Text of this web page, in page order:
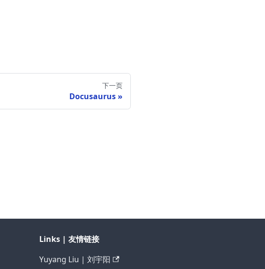
下一页
Docusaurus
Links | 友情链接
Yuyang Liu | 刘宇阳